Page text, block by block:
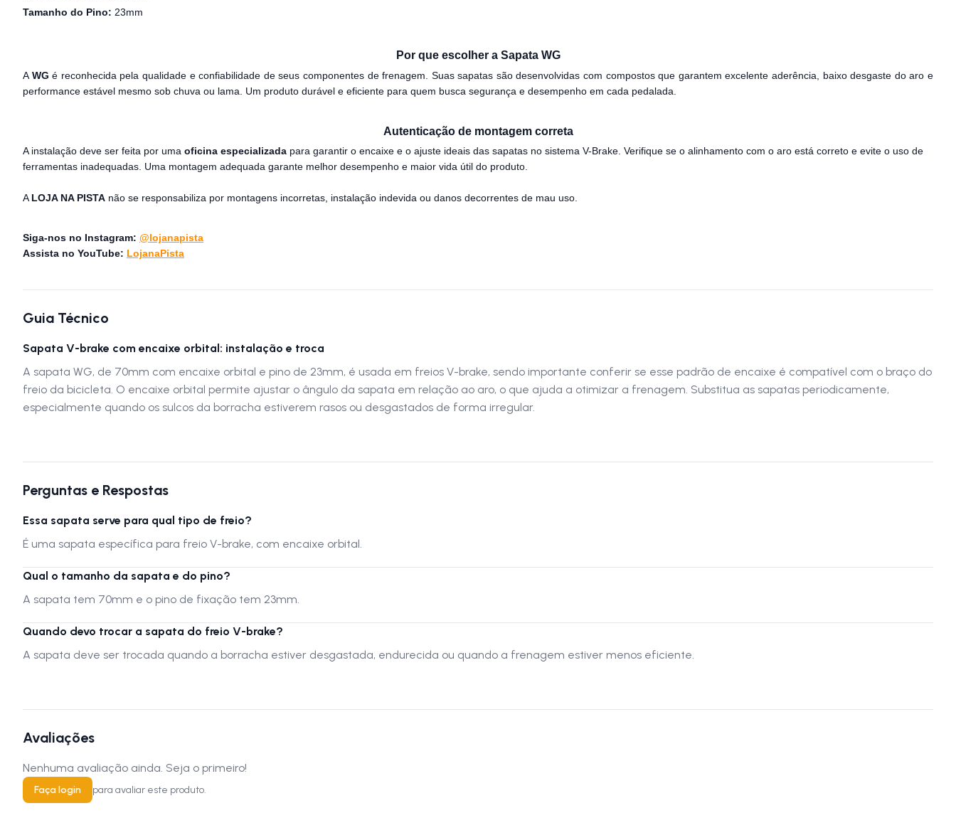
Tamanho do Pino: 23mm
Por que escolher a Sapata WG
A WG é reconhecida pela qualidade e confiabilidade de seus componentes de frenagem. Suas sapatas são desenvolvidas com compostos que garantem excelente aderência, baixo desgaste do aro e
performance estável mesmo sob chuva ou lama. Um produto durável e eficiente para quem busca segurança e desempenho em cada pedalada.
Autenticação de montagem correta
A instalação deve ser feita por uma oficina especializada para garantir o encaixe e o ajuste ideais das sapatas no sistema V-Brake. Verifique se o alinhamento com o aro está correto e evite o uso de
ferramentas inadequadas. Uma montagem adequada garante melhor desempenho e maior vida útil do produto.
A LOJA NA PISTA não se responsabiliza por montagens incorretas, instalação indevida ou danos decorrentes de mau uso.
Siga-nos no Instagram: @lojanapista
Assista no YouTube: LojanaPista
Guia Técnico
Sapata V-brake com encaixe orbital: instalação e troca
A sapata WG, de 70mm com encaixe orbital e pino de 23mm, é usada em freios V-brake, sendo importante conferir se esse padrão de encaixe é compatível com o braço do
freio da bicicleta. O encaixe orbital permite ajustar o ângulo da sapata em relação ao aro, o que ajuda a otimizar a frenagem. Substitua as sapatas periodicamente,
especialmente quando os sulcos da borracha estiverem rasos ou desgastados de forma irregular.
Perguntas e Respostas
Essa sapata serve para qual tipo de freio?
É uma sapata específica para freio V-brake, com encaixe orbital.
Qual o tamanho da sapata e do pino?
A sapata tem 70mm e o pino de fixação tem 23mm.
Quando devo trocar a sapata do freio V-brake?
A sapata deve ser trocada quando a borracha estiver desgastada, endurecida ou quando a frenagem estiver menos eficiente.
Avaliações
Nenhuma avaliação ainda. Seja o primeiro!
Faça login para avaliar este produto.